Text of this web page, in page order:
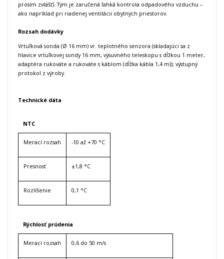
prosím zvlášť).Tým je zaručená ľahká kontrola odpadového vzduchu –
ako napríklad pri riadenej ventilácii obytných priestorov.
Rozsah dodávky
Vrtuľková sonda (Ø 16 mm) vr. teplotného senzora (skladajúci sa z
hlavice vrtuľkovej sondy 16 mm, výsuvného teleskopu s dĺžkou 1 meter,
adaptéra rukoväte a rukoväte s káblom (dĺžka kábla 1,4 m)); výstupný
protokol z výroby.
Technické dáta
NTC
Merací rozsah -10 až +70 °C
Presnosť ±1,8 °C
Rozlíšenie 0,1 °C
Rýchlosť prúdenia
Merací rozsah 0,6 do 50 m/s